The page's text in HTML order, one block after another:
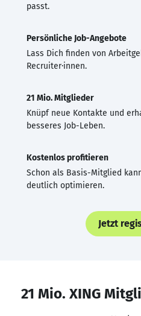
passt.
Persönliche Job-Angebote
Lass Dich finden von
Recruiter·innen.
21 Mio. Mitglieder
Knüpf neue Kontakte und
besseres Job-Leben.
Kostenlos profitieren
Schon als Basis-Mitglied
deutlich optimieren.
Jetzt
21 Mio. XING